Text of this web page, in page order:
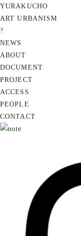
YURAKUCHO
ART URBANISM
?
NEWS
ABOUT
DOCUMENT
PROJECT
ACCESS
PEOPLE
CONTACT